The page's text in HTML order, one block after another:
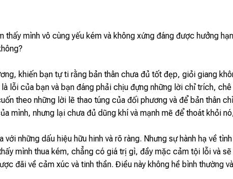
thấy mình vô cùng yếu kém và không xứng đáng được hưởng
khiến bạn tự ti rằng bản thân chưa đủ tốt đẹp, giỏi giang
lỗi của bạn và bạn đáng phải chịu đựng những lời chỉ trích,
theo những lời lẽ thao túng của đối phương và để bản thân
mình, nhưng lại chưa đủ dũng khí và mạnh mẽ để thoát khỏi
những dấu hiệu hữu hinh và rõ ràng. Nhưng sự hành hạ về
mình thua kém, chẳng có giá trị gì, đầy mặc cảm tội lỗi và
đãi về cảm xúc và tinh thần. Điều này không hề bình thường